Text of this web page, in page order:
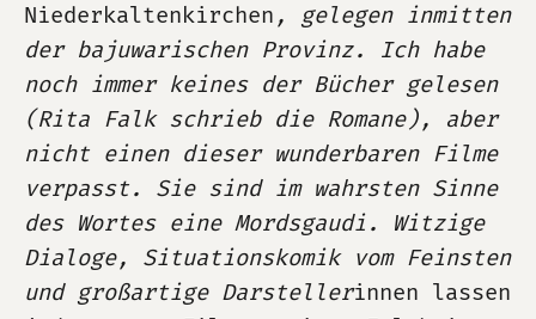
Niederkaltenkirchen , gelegen inmitten
der bajuwarischen Provinz. Ich habe
noch immer keines der Bücher gelesen
(Rita Falk schrieb die Romane), aber
nicht einen dieser wunderbaren Filme
verpasst. Sie sind im wahrsten Sinne
des Wortes eine Mordsgaudi. Witzige
Dialoge, Situationskomik vom Feinsten
und großartige Darstellerinnen lassen